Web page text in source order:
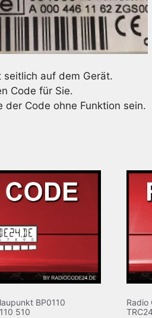
seitlich auf dem Gerät.
Code für Sie.
Code ohne Funktion sein.
BP0110
510